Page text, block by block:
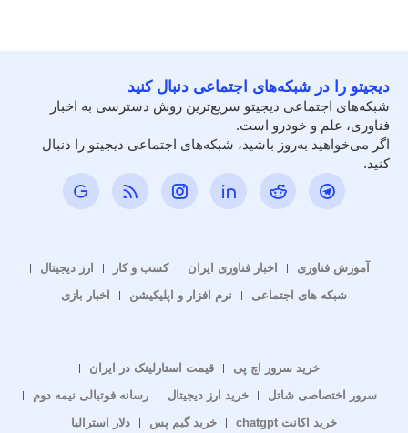
دیجیتو را در شبکه‌های اجتماعی دنبال کنید
شبکه‌های اجتماعی دیجیتو سریع‌ترین روش دسترسی به اخبار
فناوری، علم و خودرو است.
اگر می‌خواهید به‌روز باشید، شبکه‌های اجتماعی دیجیتو را دنبال
کنید.
آموزش فناوری اخبار فناوری ایران کسب و کار
ارز دیجیتال
شبکه های اجتماعی
نرم افزار و اپلیکیشن اخبار بازی
خرید سرور اچ پی
قیمت استارلینک در ایران
سرور اختصاصی شاتل
خرید ارز دیجیتال
رسانه فوتبالی نیمه دوم
خرید اکانت chatgpt
خرید گیم پس دلار استرالیا